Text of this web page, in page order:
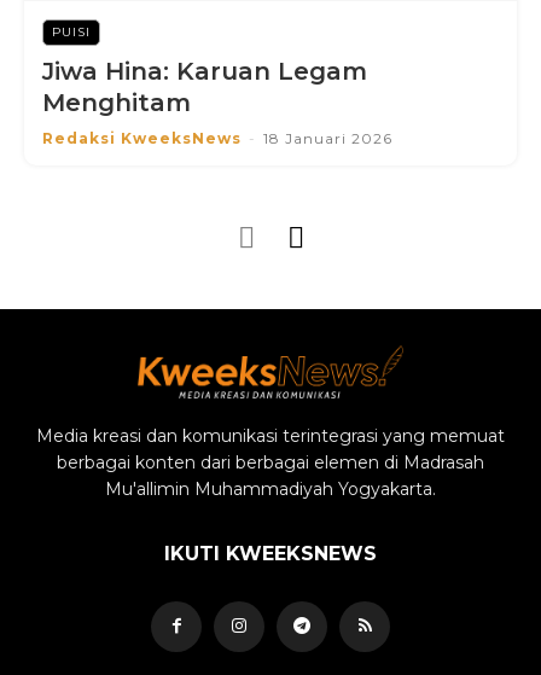
PUISI
Jiwa Hina: Karuan Legam
Menghitam
Redaksi KweeksNews - 18 Januari 2026
Media kreasi dan komunikasi terintegrasi yang memuat
berbagai konten dari berbagai elemen di Madrasah
Mu'allimin Muhammadiyah Yogyakarta.
IKUTI KWEEKSNEWS